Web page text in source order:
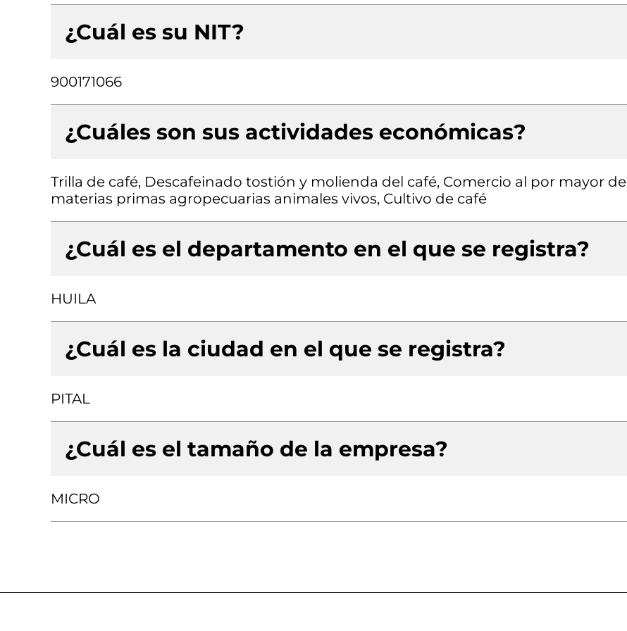
¿Cuál es su NIT?
900171066
¿Cuáles son sus actividades económicas?
Trilla de café, Descafeinado tostión y molienda del café, Comercio al por mayor de
materias primas agropecuarias animales vivos, Cultivo de café
¿Cuál es el departamento en el que se registra?
HUILA
¿Cuál es la ciudad en el que se registra?
PITAL
¿Cuál es el tamaño de la empresa?
MICRO